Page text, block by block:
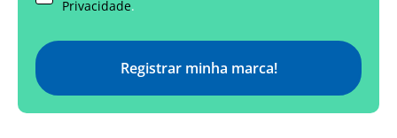
Privacidade.
Registrar minha marca!